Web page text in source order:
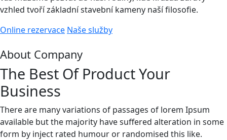
vzhled tvoří základní stavební kameny naší filosofie.
Online rezervace Naše služby
About Company
The Best Of Product Your
Business
There are many variations of passages of lorem Ipsum
available but the majority have suffered alteration in some
form by inject rated humour or randomised this like.